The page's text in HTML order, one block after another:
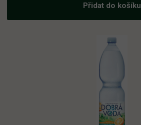
Přidat do košíku